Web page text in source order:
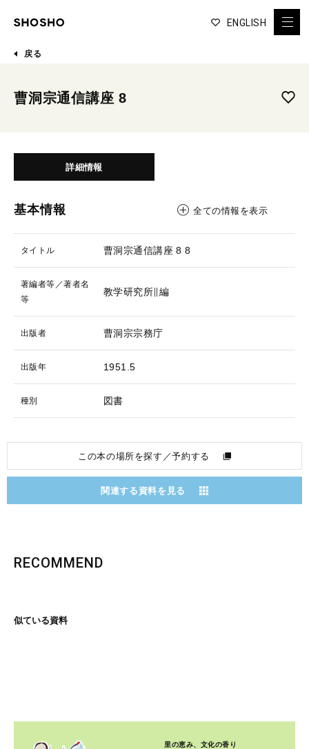
ENGLISH
戻る
曹洞宗通信講座 8
詳細情報
基本情報 全ての情報を表示
タイトル 曹洞宗通信講座 8 8
著編者等／著者名
等
教学研究所∥編
出版者 曹洞宗宗務庁
出版年 1951.5
種別 図書
この本の場所を探す／予約する
関連する資料を見る
RECOMMEND
似ている資料
里の恵み、文化の香り